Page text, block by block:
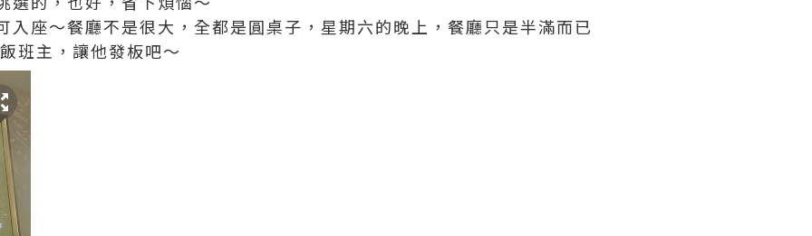
入座～餐廳不是很大，全都是圓桌子，星期六的晚上，餐廳只是半滿而已
班主，讓他發板吧～